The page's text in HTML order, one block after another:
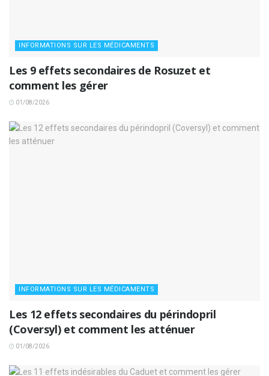
INFORMATIONS SUR LES MÉDICAMENTS
Les 9 effets secondaires de Rosuzet et
comment les gérer
01/08/2026
INFORMATIONS SUR LES MÉDICAMENTS
Les 12 effets secondaires du périndopril
(Coversyl) et comment les atténuer
01/08/2026